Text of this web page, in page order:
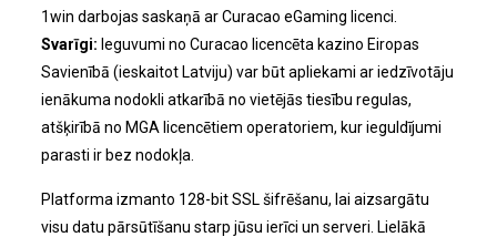
1win darbojas saskaņā ar Curacao eGaming licenci.
Svarīgi: Ieguvumi no Curacao licencēta kazino Eiropas
Savienībā (ieskaitot Latviju) var būt apliekami ar iedzīvotāju
ienākuma nodokli atkarībā no vietējās tiesību regulas,
atšķirībā no MGA licencētiem operatoriem, kur ieguldījumi
parasti ir bez nodokļa.
Platforma izmanto 128-bit SSL šifrēšanu, lai aizsargātu
visu datu pārsūtīšanu starp jūsu ierīci un serveri. Lielākā